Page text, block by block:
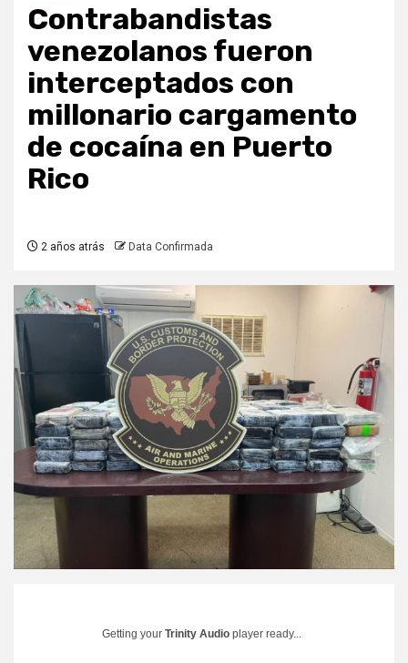
Contrabandistas
venezolanos fueron
interceptados con
millonario cargamento
de cocaína en Puerto
Rico
2 años atrás Data Confirmada
Getting your Trinity Audio player ready...